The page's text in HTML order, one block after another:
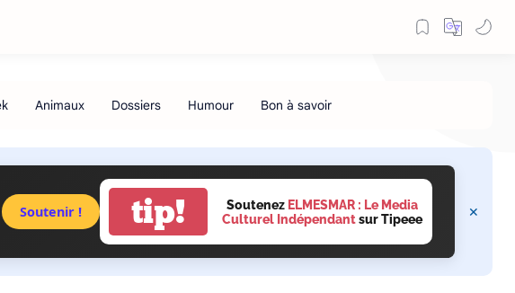
Soutenir ! tip! Soutenez ELMESMAR : Le Media
Culturel Indépendantsur Tipeee